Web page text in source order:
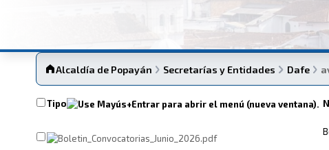
Alcaldía de Popayán Secretarías y Entidades Dafe
Tipo